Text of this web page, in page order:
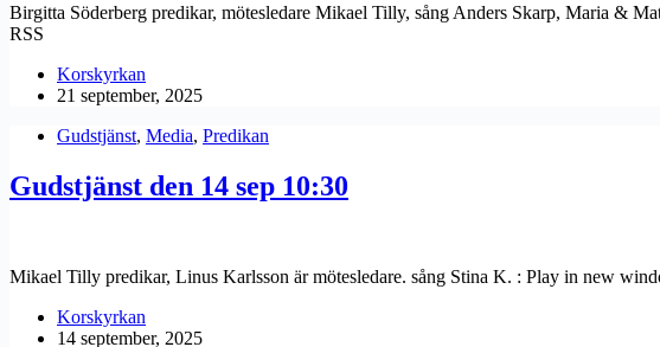
Birgitta Söderberg predikar, mötesledare Mikael Tilly, sång Anders Skarp, Maria &
RSS
Korskyrkan
21 september, 2025
Gudstjänst, Media, Predikan
Gudstjänst den 14 sep 10:30
Mikael Tilly predikar, Linus Karlsson är mötesledare. sång Stina K. : Play in new
Korskyrkan
14 september, 2025